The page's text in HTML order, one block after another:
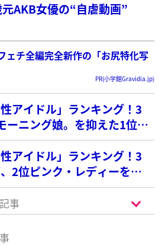
元AKB女優の“自虐動画”
ェチ全編完全新作の「お尻特化写
PR(小学館Gravidia.jp)
アイドル」ランキング！3
ーニング娘。を抑えた1位
アイドル」ランキング！3
2位ピンク・レディーを抑
代編】
事